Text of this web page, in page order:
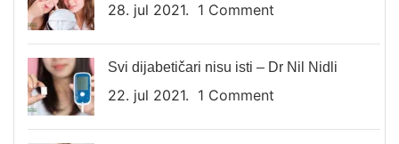
28. jul 2021. 1 Comment
Svi dijabetičari nisu isti – Dr Nil Nidli
22. jul 2021. 1 Comment